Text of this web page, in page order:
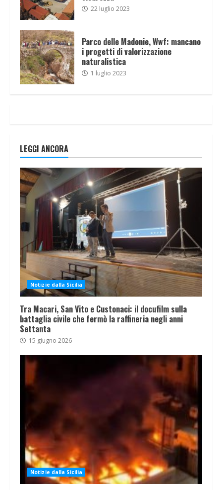
22 luglio 2023
Parco delle Madonie, Wwf: mancano
i progetti di valorizzazione
naturalistica
1 luglio 2023
LEGGI ANCORA
Notizie dalla Sicilia
Tra Macari, San Vito e Custonaci: il docufilm sulla
battaglia civile che fermò la raffineria negli anni
Settanta
15 giugno 2026
Notizie dalla Sicilia